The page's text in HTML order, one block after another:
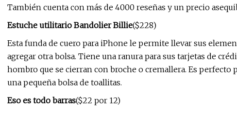
También cuenta con más de 4000 reseñas y un precio
Estuche utilitario Bandolier Billie($228)
Esta funda de cuero para iPhone le permite llevar sus
agregar otra bolsa. Tiene una ranura para sus tarjetas de
hombro que se cierran con broche o cremallera. Es
una pequeña bolsa de toallitas.
Eso es todo barras($22 por 12)